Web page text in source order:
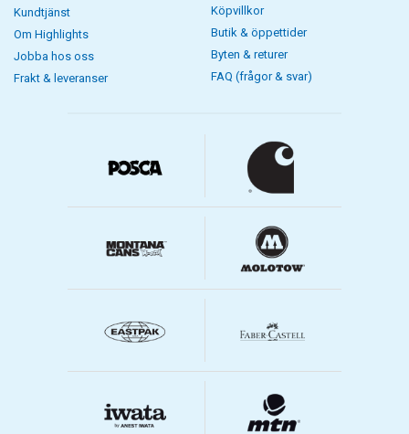
Kundtjänst
Om Highlights
Jobba hos oss
Frakt & leveranser
Köpvillkor
Butik & öppettider
Byten & returer
FAQ (frågor & svar)